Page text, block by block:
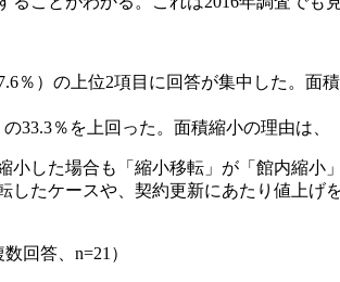
％）の上位2項目に回答が集中した。面
％を上回った。面積縮小の理由は、
した場合も「縮小移転」が「館内縮小
たケースや、契約更新にあたり値上
回答、n=21）